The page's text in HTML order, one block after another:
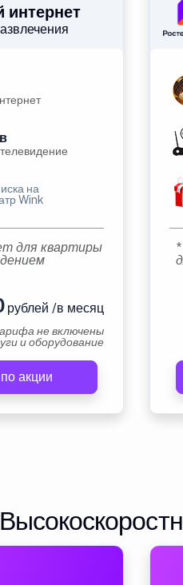
на
Wink
для квартиры
рублей /в месяц
не включены
и оборудование
акции